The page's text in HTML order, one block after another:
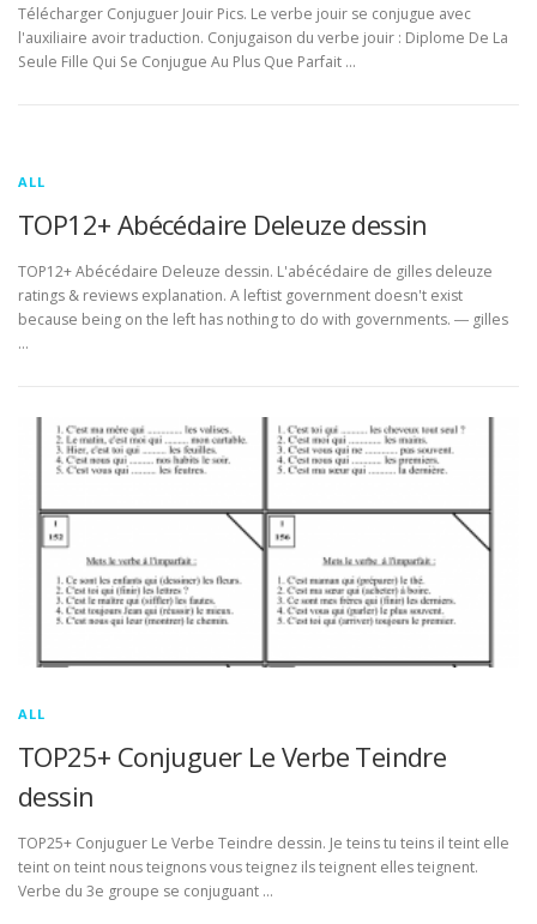
Télécharger Conjuguer Jouir Pics. Le verbe jouir se conjugue avec
l'auxiliaire avoir traduction. Conjugaison du verbe jouir : Diplome De La
Seule Fille Qui Se Conjugue Au Plus Que Parfait …
ALL
TOP12+ Abécédaire Deleuze dessin
TOP12+ Abécédaire Deleuze dessin. L'abécédaire de gilles deleuze
ratings & reviews explanation. A leftist government doesn't exist
because being on the left has nothing to do with governments. ― gilles
…
ALL
TOP25+ Conjuguer Le Verbe Teindre
dessin
TOP25+ Conjuguer Le Verbe Teindre dessin. Je teins tu teins il teint elle
teint on teint nous teignons vous teignez ils teignent elles teignent.
Verbe du 3e groupe se conjuguant …